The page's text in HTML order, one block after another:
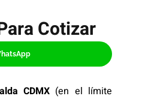
Cotizar​
CDMX (en el límite